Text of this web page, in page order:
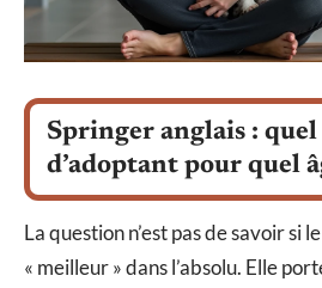
Springer anglais :
d’adoptant pour quel
La question n’est pas de savoir si
« meilleur » dans l’absolu. Elle